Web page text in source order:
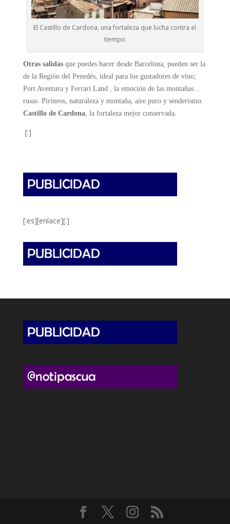
El Castillo de Cardona, una fortaleza que lucha contra el
tiempo
Otras salidasque puedes hacer desde Barcelona, pueden ser la
de la Región del Penedés, ideal para los gustadores de vino;
Port Aventura y Ferrari Land , la emoción de las montañas…
rusas. Pirineos, naturaleza y montaña, aire puro y senderismo.
Castillo de Cardona, la fortaleza mejor conservada.
[:]
[:es][enlace][:]